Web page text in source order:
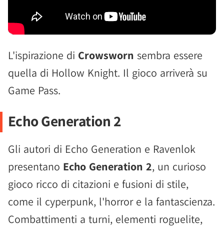
L'ispirazione di Crowsworn sembra essere
quella di Hollow Knight. Il gioco arriverà su
Game Pass.
Echo Generation 2
Gli autori di Echo Generation e Ravenlok
presentano Echo Generation 2, un curioso
gioco ricco di citazioni e fusioni di stile,
come il cyperpunk, l'horror e la fantascienza.
Combattimenti a turni, elementi roguelite,